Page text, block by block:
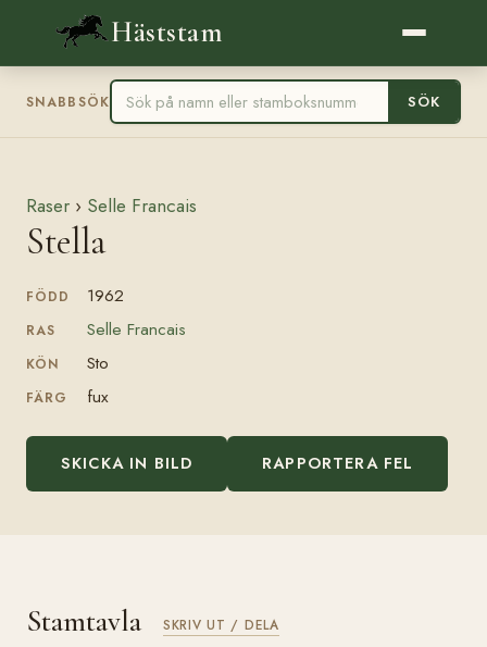
Häststam
SNABBSÖK SÖK
Raser › Selle Francais
Stella
FÖDD 1962
RAS Selle Francais
KÖN Sto
FÄRG fux
SKICKA IN BILD RAPPORTERA FEL
Stamtavla SKRIV UT / DELA